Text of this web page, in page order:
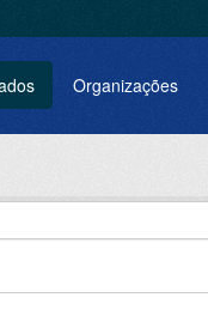
Organizações